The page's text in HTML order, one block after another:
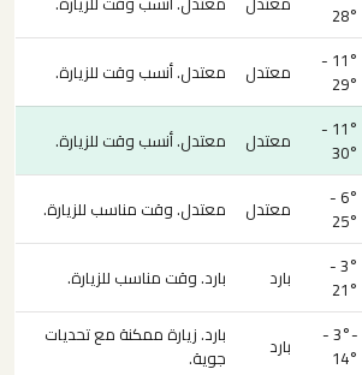
28°
11° -
29°
معتدل معتدل. أنسب وقت للزيارة.
11° -
30°
معتدل معتدل. أنسب وقت للزيارة.
6° -
25°
معتدل معتدل. وقت مناسب للزيارة.
3° -
21°
بارد بارد. وقت مناسب للزيارة.
-3° -
14°
بارد
بارد. زيارة ممكنة مع تحديات
جوية.